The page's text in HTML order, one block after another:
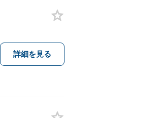
詳細を見る